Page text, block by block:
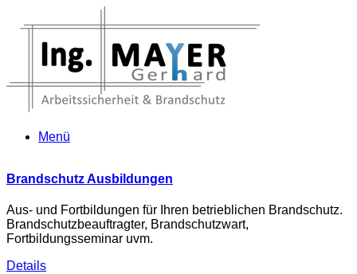
Menü
Brandschutz Ausbildungen
Aus- und Fortbildungen für Ihren betrieblichen Brandschutz.
Brandschutzbeauftragter, Brandschutzwart,
Fortbildungsseminar uvm.
Details